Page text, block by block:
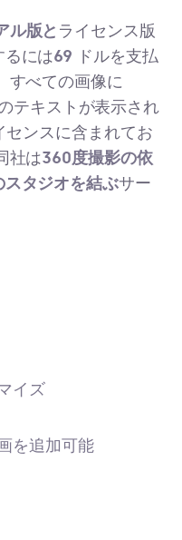
ル版と ライセンス版
るには69 ドルを支払
すべての画像に
テキストが表示され
ンスに含まれてお
社は360度撮影の依
タジオを結ぶサー
イズ
を追加可能